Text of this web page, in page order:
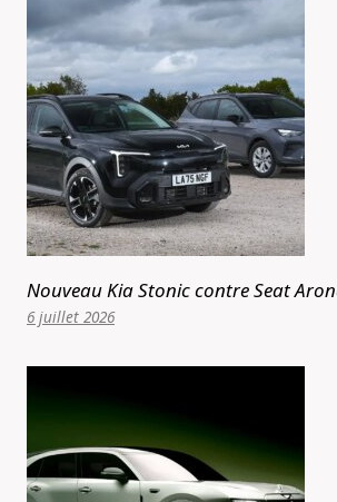
Nouveau Kia Stonic contre Seat
6 juillet 2026